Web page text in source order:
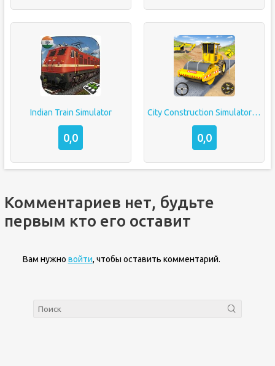
Indian Train Simulator
0,0
City Construction Simulator 3D
0,0
Комментариев нет, будьте
первым кто его оставит
Вам нужно войти, чтобы оставить комментарий.